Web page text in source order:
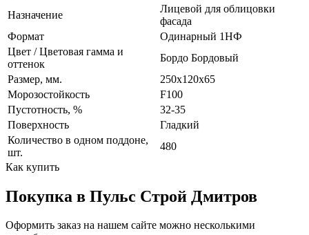
Назначение
Лицевой для облицовки
фасада
Формат
Одинарный 1НФ
Цвет / Цветовая гамма и
оттенок
Бордо Бордовый
Размер, мм.
250х120х65
Морозостойкость
F100
Пустотность, %
32-35
Поверхность
Гладкий
Количество в одном поддоне,
шт.
480
Как купить
Покупка в Пульс Строй Дмитров
Оформить заказ на нашем сайте можно несколькими